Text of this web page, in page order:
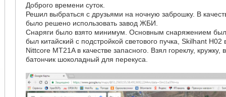
Доброго времени суток.
Решил выбраться с друзьями на ночную заброшку. В
было решено использовать завод ЖБИ.
Снаряги было взято минимум. Основным снаряжением
был китайский с подстройкой светового пучка, Skilhant H02
Nittcore MT21A в качестве запасного. Взял гореклу, кружку,
батончик шоколадный для перекуса.